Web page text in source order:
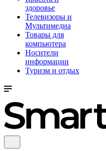
здоровье
Телевизоры и
Мультимедиа
Товары для
компьютера
Носители
информации
Туризм и отдых